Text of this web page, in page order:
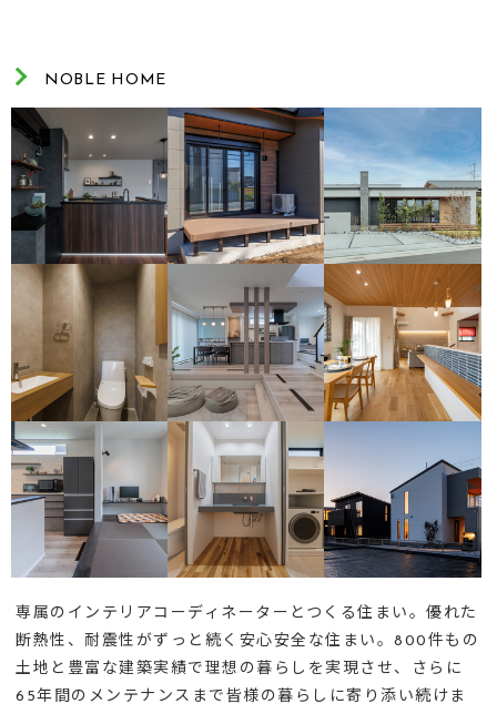
NOBLE HOME
専属のインテリアコーディネーターとつくる住まい。優れた
断熱性、耐震性がずっと続く安心安全な住まい。800件もの
土地と豊富な建築実績で理想の暮らしを実現させ、さらに
65年間のメンテナンスまで皆様の暮らしに寄り添い続けま